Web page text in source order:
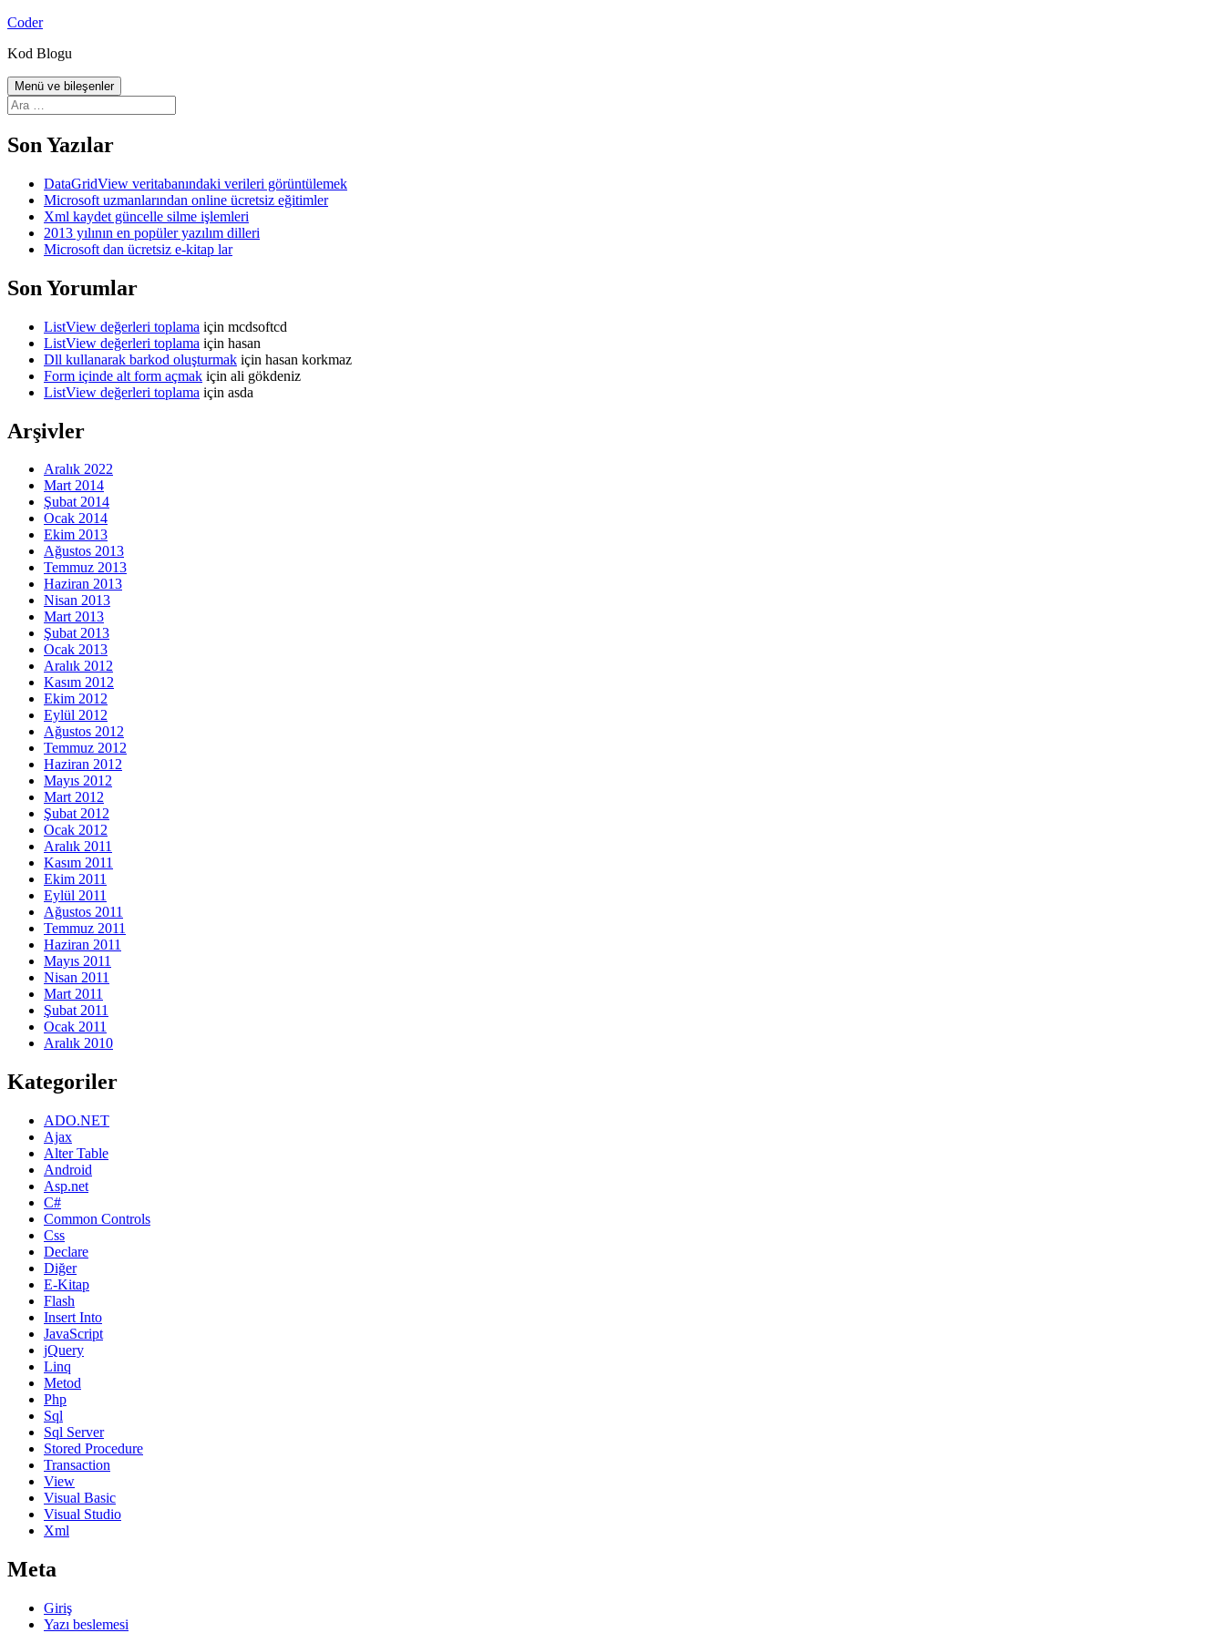
İçeriğe
Coder
Kod Blogu
Menü ve bileşenler
Arama:
Son Yazılar
DataGridView veritabanındaki verileri görüntülemek
Microsoft uzmanlarından online ücretsiz eğitimler
Xml kaydet güncelle silme işlemleri
2013 yılının en popüler yazılım dilleri
Microsoft dan ücretsiz e-kitap lar
Son Yorumlar
ListView değerleri toplama için mcdsoftcd
ListView değerleri toplama için hasan
Dll kullanarak barkod oluşturmak için hasan korkmaz
Form içinde alt form açmak için ali gökdeniz
ListView değerleri toplama için asda
Arşivler
Aralık 2022
Mart 2014
Şubat 2014
Ocak 2014
Ekim 2013
Ağustos 2013
Temmuz 2013
Haziran 2013
Nisan 2013
Mart 2013
Şubat 2013
Ocak 2013
Aralık 2012
Kasım 2012
Ekim 2012
Eylül 2012
Ağustos 2012
Temmuz 2012
Haziran 2012
Mayıs 2012
Mart 2012
Şubat 2012
Ocak 2012
Aralık 2011
Kasım 2011
Ekim 2011
Eylül 2011
Ağustos 2011
Temmuz 2011
Haziran 2011
Mayıs 2011
Nisan 2011
Mart 2011
Şubat 2011
Ocak 2011
Aralık 2010
Kategoriler
ADO.NET
Ajax
Alter Table
Android
Asp.net
C#
Common Controls
Css
Declare
Diğer
E-Kitap
Flash
Insert Into
JavaScript
jQuery
Linq
Metod
Php
Sql
Sql Server
Stored Procedure
Transaction
View
Visual Basic
Visual Studio
Xml
Meta
Giriş
Yazı beslemesi